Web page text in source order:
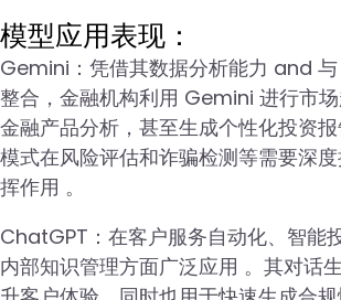
模型应用表现：
Gemini：凭借其数据分析能力 and
整合，金融机构利用 Gemini 进行市
金融产品分析，甚至生成个性化投资
模式在风险评估和诈骗检测等需要深
挥作用 。
ChatGPT：在客户服务自动化、智能
内部知识管理方面广泛应用 。其对话